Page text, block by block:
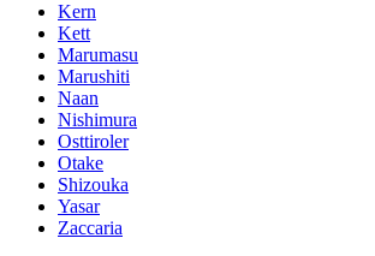
Kern
Kett
Marumasu
Marushiti
Naan
Nishimura
Osttiroler
Otake
Shizouka
Yasar
Zaccaria